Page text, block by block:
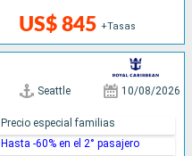
US$ 845 +Tasas
Seattle 10/08/2026
Precio especial familias
Hasta -60% en el 2° pasajero